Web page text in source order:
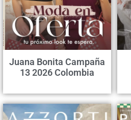
Juana Bonita Campaña
13 2026 Colombia